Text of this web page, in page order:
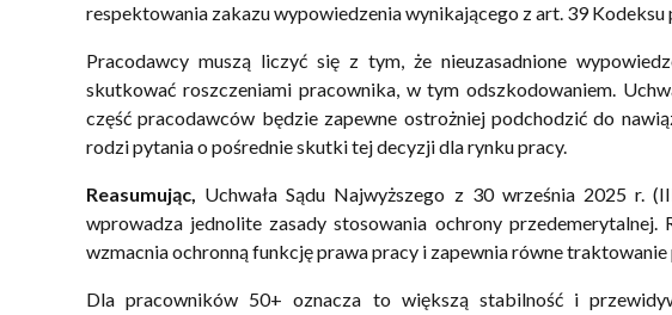
respektowania zakazu wypowiedzenia wynikającego z art. 39 Kodeksu
Pracodawcy muszą liczyć się z tym, że nieuzasadnione
skutkować roszczeniami pracownika, w tym odszkodowaniem.
część pracodawców będzie zapewne ostrożniej podchodzić do
rodzi pytania o pośrednie skutki tej decyzji dla rynku pracy.
Reasumując, Uchwała Sądu Najwyższego z 30 września 2025
wprowadza jednolite zasady stosowania ochrony
wzmacnia ochronną funkcję prawa pracy i zapewnia równe
Dla pracowników 50+ oznacza to większą stabilność i